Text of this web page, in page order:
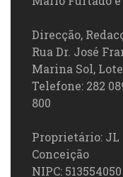
Direcção,
Rua Dr. José
Marina Sol, Lote
Telefone: 282
800
Proprietário: JL
Conceição
NIPC: 513554050